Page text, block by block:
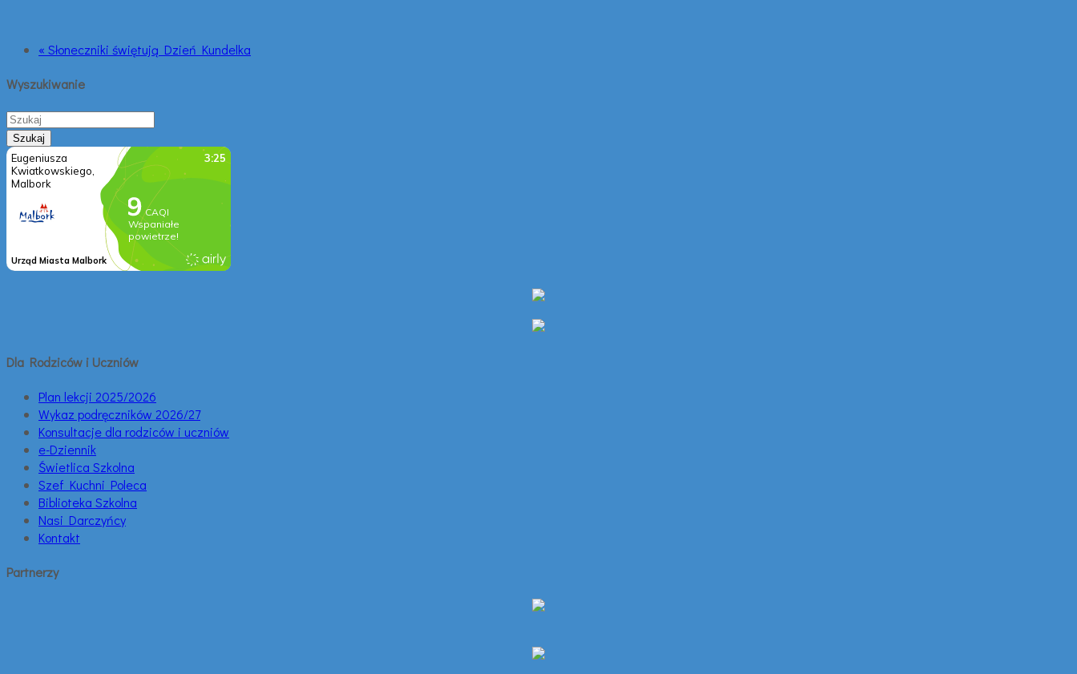
« Słoneczniki świętują Dzień Kundelka
Wyszukiwanie
Dla Rodziców i Uczniów
Plan lekcji 2025/2026
Wykaz podręczników 2026/27
Konsultacje dla rodziców i uczniów
e-Dziennik
Świetlica Szkolna
Szef Kuchni Poleca
Biblioteka Szkolna
Nasi Darczyńcy
Kontakt
Partnerzy